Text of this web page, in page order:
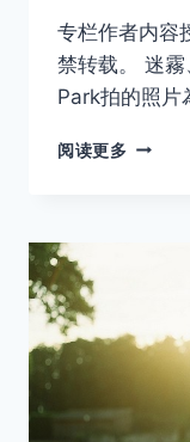
专栏作者内容
禁转载。 迷
Park拍的照片
阅读更多 再